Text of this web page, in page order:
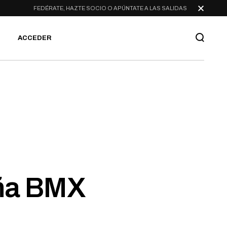
FEDÉRATE, HAZTE SOCIO O APÚNTATE A LAS SALIDAS
ACCEDER
BMX